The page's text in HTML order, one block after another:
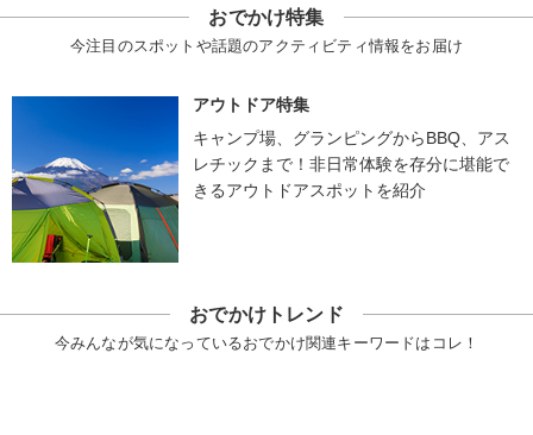
おでかけ特集
今注目のスポットや話題のアクティビティ情報をお届け
アウトドア特集
キャンプ場、グランピングからBBQ、アス
レチックまで！非日常体験を存分に堪能で
きるアウトドアスポットを紹介
おでかけトレンド
今みんなが気になっているおでかけ関連キーワードはコレ！